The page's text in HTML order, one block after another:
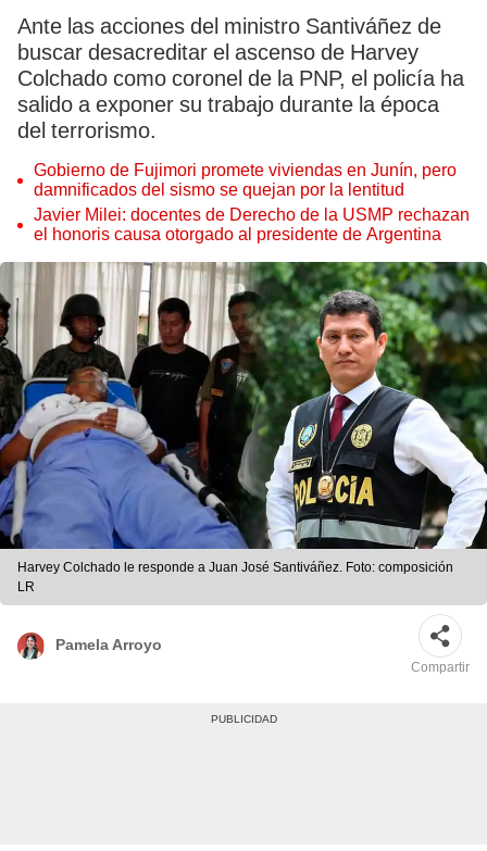
Ante las acciones del ministro Santiváñez de
buscar desacreditar el ascenso de Harvey
Colchado como coronel de la PNP, el policía ha
salido a exponer su trabajo durante la época
del terrorismo.
Gobierno de Fujimori promete viviendas en Junín, pero
damnificados del sismo se quejan por la lentitud
Javier Milei: docentes de Derecho de la USMP rechazan
el honoris causa otorgado al presidente de Argentina
Harvey Colchado le responde a Juan José Santiváñez. Foto: composición
LR
Pamela Arroyo
Compartir